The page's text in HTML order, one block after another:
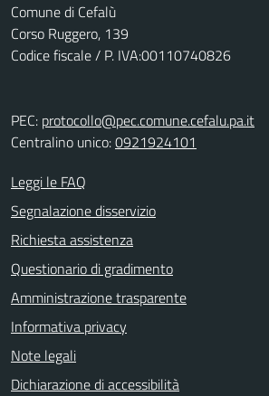
Comune di Cefalù
Corso Ruggero, 139
Codice fiscale / P. IVA:00110740826
PEC: protocollo@pec.comune.cefalu.pa.it
Centralino unico:0921924101
Leggi le FAQ
Segnalazione disservizio
Richiesta assistenza
Questionario di gradimento
Amministrazione trasparente
Informativa privacy
Note legali
Dichiarazione di accessibilità